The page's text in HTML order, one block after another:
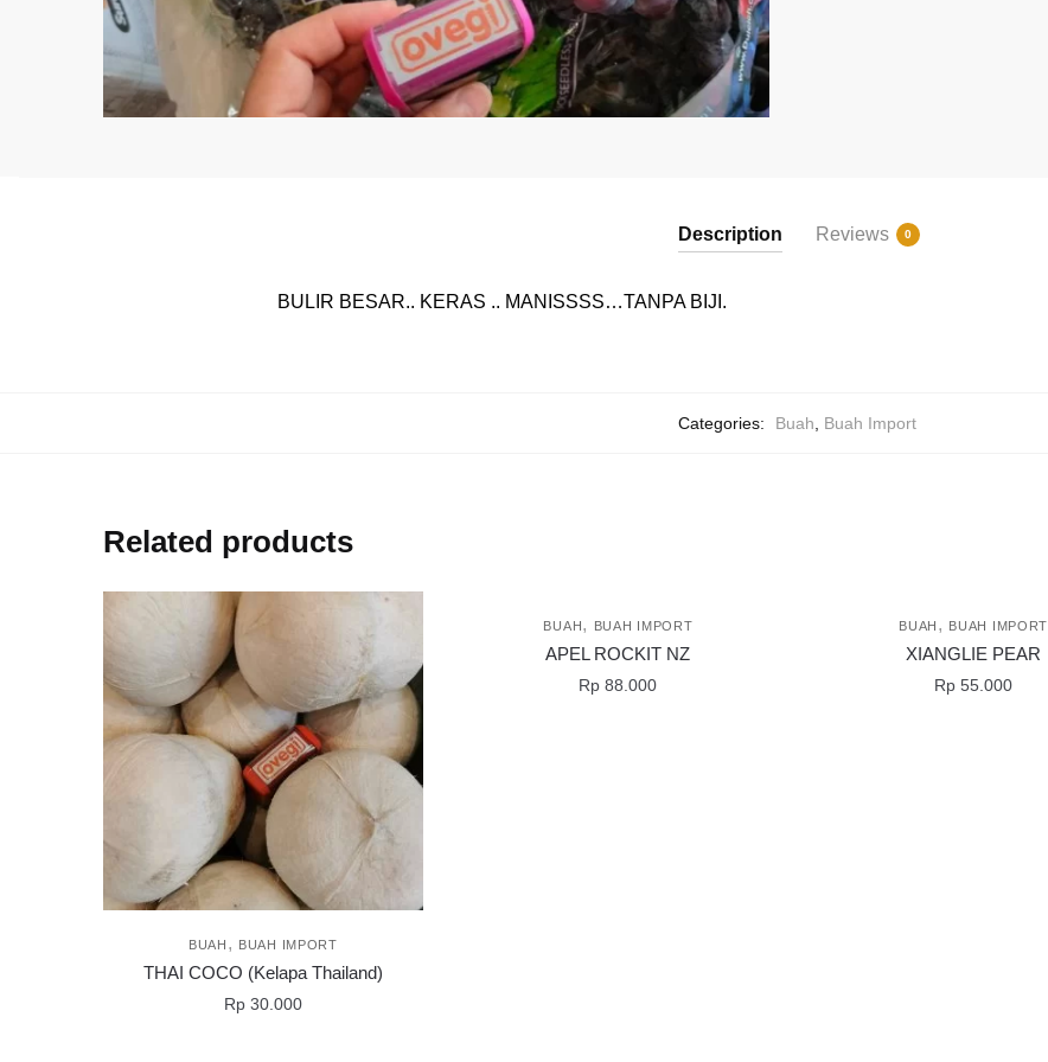
Description Reviews 0
BULIR BESAR.. KERAS .. MANISSSS…TANPA BIJI.
Categories: Buah, Buah Import
Related products
BUAH , BUAH IMPORT
THAI COCO (Kelapa Thailand)
Rp30.000
BUAH, BUAH IMPORT
APEL ROCKIT NZ
Rp 88.000
BUAH , BUAH IMPORT
XIANGLIE PEAR
Rp 55.000